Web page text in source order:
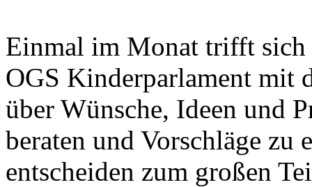
Einmal im Monat trifft sich
OGS Kinderparlament mit
über Wünsche, Ideen und
beraten und Vorschläge zu
entscheiden zum großen